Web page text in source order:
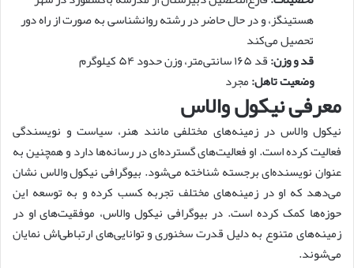
هستینگز، و در حال حاضر در رشته روانشناسی به صورت از راه دور
تحصیل می‌کند
قد و وزن:قد ۱۶۵ سانتی‌متر، وزن حدود ۵۴ کیلوگرم
وضعیت تاهل:مجرد
معرفی نیکول والاس
نیکول والاس در زمینه‌های مختلفی مانند هنر، سیاست و نویسندگی
فعالیت کرده است. او فعالیت‌های گسترده‌ای در رسانه‌ها دارد و همچنین به
عنوان نویسنده‌ای برجسته شناخته می‌شود. بیوگرافی نیکول والاس نشان
می‌دهد که او در زمینه‌های مختلف تجربه کسب کرده و به توسعه این
حوزه‌ها کمک کرده است. در بیوگرافی نیکول والاس، موفقیت‌های او در
زمینه‌های متنوع به دلیل قدرت سخنوری و توانایی‌های ارتباطی‌اش نمایان
می‌شوند.